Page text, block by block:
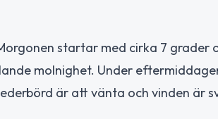
startar med cirka 7 grader
molnighet. Under
är att vänta och vinden är